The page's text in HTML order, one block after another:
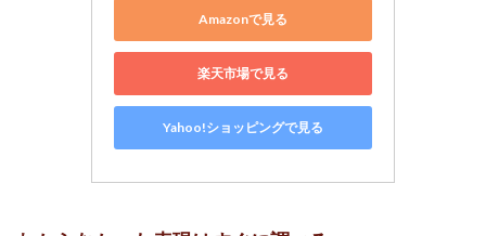
Amazonで見る
楽天市場で見る
Yahoo!ショッピングで見る